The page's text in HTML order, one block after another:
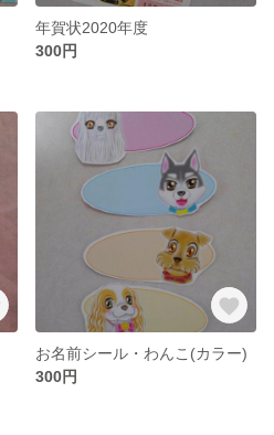
年賀状2020年度
300円
お名前シール・わんこ(カラー)
300円